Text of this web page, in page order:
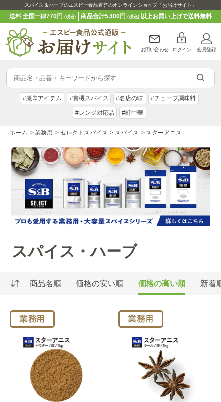
スパイス＆ハーブのエスビー食品直営のオンラインショップ「お届けサイト」
送料 全国一律770円(税込) 商品合計5,400円 (税込)以上お買い上げで送料無料
お問い合わせ ログイン 会員登録
#激辛アイテム #有機スパイス #名店の味 #チューブ調味料
#レンジ対応品 #町中華
ホーム > 業務用 > セレクトスパイス > スパイス > スターアニス
スパイス・ハーブ
商品名順 価格の安い順 価格の高い順 新着